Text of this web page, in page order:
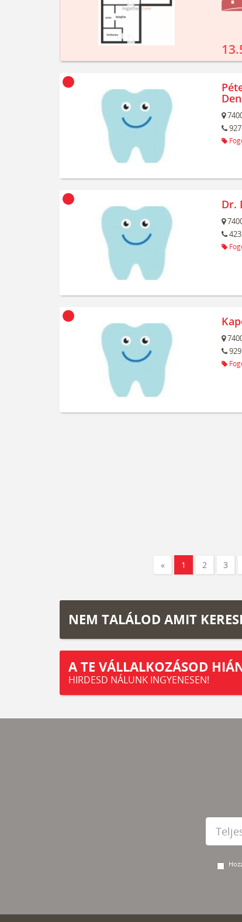
Dr.
« 1 2 3
NEM TALÁLOD AMIT
A TE VÁLLALKOZÁSOD
HIRDESD NÁLUNK INGYENESEN!